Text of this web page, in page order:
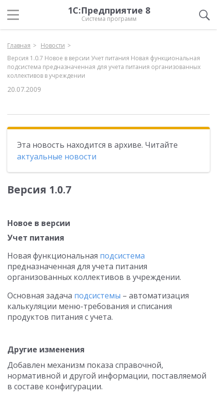
1С:Предприятие 8
Система программ
Главная
Новости
Версия 1.0.7 Новое в версии Учет питания Новая функциональная
подсистема предназначенная для учета питания организованных
коллективов в учреждении
20.07.2009
Эта новость находится в архиве. Читайте
актуальные новости
Версия 1.0.7
Новое в версии
Учет питания
Новая функциональная подсистема
предназначенная для учета питания
организованных коллективов в учреждении.
Основная задача подсистемы – автоматизация
калькуляции меню-требования и списания
продуктов питания с учета.
Другие изменения
Добавлен механизм показа справочной,
нормативной и другой информации, поставляемой
в составе конфигурации.